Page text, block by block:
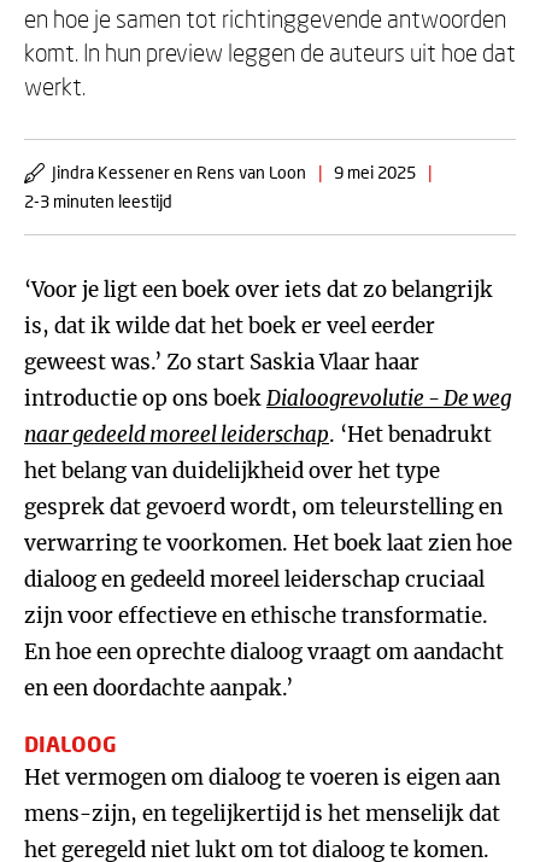
en hoe je samen tot richtinggevende antwoorden
komt. In hun preview leggen de auteurs uit hoe dat
werkt.
Jindra Kessener en Rens van Loon | 9 mei 2025
|
2-3 minuten leestijd
‘Voor je ligt een boek over iets dat zo belangrijk
is, dat ik wilde dat het boek er veel eerder
geweest was.’ Zo start Saskia Vlaar haar
introductie op ons boekDialoogrevolutie - De weg
naar gedeeld moreel leiderschap. ‘Het benadrukt
het belang van duidelijkheid over het type
gesprek dat gevoerd wordt, om teleurstelling en
verwarring te voorkomen. Het boek laat zien hoe
dialoog en gedeeld moreel leiderschap cruciaal
zijn voor effectieve en ethische transformatie.
En hoe een oprechte dialoog vraagt om aandacht
en een doordachte aanpak.’
DIALOOG
Het vermogen om dialoog te voeren is eigen aan
mens-zijn, en tegelijkertijd is het menselijk dat
het geregeld niet lukt om tot dialoog te komen.